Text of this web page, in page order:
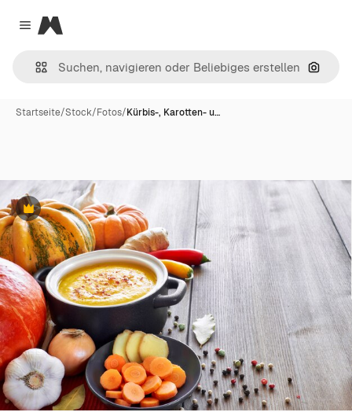
Close menu
Magnific
Nach
Startseite/Stock/Fotos/Kürbis-, Karotten- u…
Premium